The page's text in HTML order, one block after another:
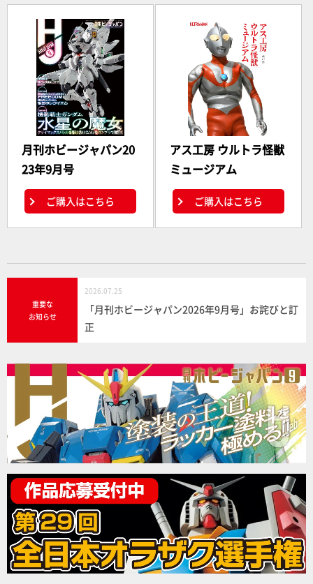
月刊ホビージャパン20
23年9月号
ご購入はこちら
アス工房 ウルトラ怪獣
ミュージアム
ご購入はこちら
重要な
お知らせ
2026.07.25
「月刊ホビージャパン2026年9月号」お詫びと訂
正